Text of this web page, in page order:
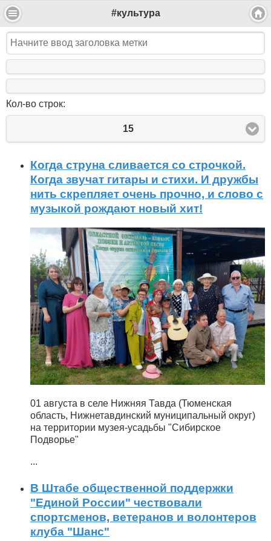
#культура
Кол-во строк:
15
Когда струна сливается со строчкой.
Когда звучат гитары и стихи. И дружбы
нить скрепляет очень прочно, и слово с
музыкой рождают новый хит!
01 августа в селе Нижняя Тавда (Тюменская
область, Нижнетавдинский муниципальный округ)
на территории музея-усадьбы "Сибирское
Подворье"
...
В Штабе общественной поддержки
"Единой России" чествовали
спортсменов, ветеранов и волонтеров
клуба "Шанс"